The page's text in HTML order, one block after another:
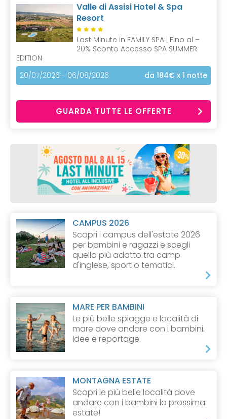
Valle di Assisi Hotel & Spa
Resort
Last Minute in FAMILY SPA | Fino al –
20% Sconto Accesso SPA SUMMER
EDITION
20/07/2026 - 06/08/2026
da 184€ x 1 notte
GUARDA TUTTE LE OFFERTE
CAMPUS 2026
Scopri i campus dell'estate 2026
per bambini e ragazzi e scegli
quello più adatto tra camp
d'inglese, sport o tematici.
MARE PER BAMBINI
Le più belle spiagge e località di
mare dove andare con i bambini.
Idee e reportage.
MONTAGNA ESTATE
Scopri le più belle località dove
andare con i bambini la prossima
estate!